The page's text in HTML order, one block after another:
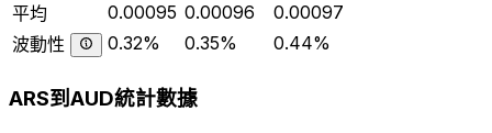
平均
0.00095 0.00096
0.00097
波動性
0.32% 0.35% 0.44%
ARS到AUD統計數據